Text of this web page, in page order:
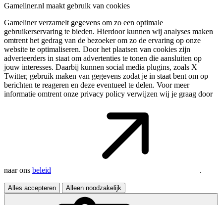
Gameliner.nl maakt gebruik van cookies
Gameliner verzamelt gegevens om zo een optimale
gebruikerservaring te bieden. Hierdoor kunnen wij analyses maken
omtrent het gedrag van de bezoeker om zo de ervaring op onze
website te optimaliseren. Door het plaatsen van cookies zijn
adverteerders in staat om advertenties te tonen die aansluiten op
jouw interesses. Daarbij kunnen social media plugins, zoals X
Twitter, gebruik maken van gegevens zodat je in staat bent om op
berichten te reageren en deze eventueel te delen. Voor meer
informatie omtrent onze privacy policy verwijzen wij je graag door
naar ons beleid .
Alles accepteren Alleen noodzakelijk